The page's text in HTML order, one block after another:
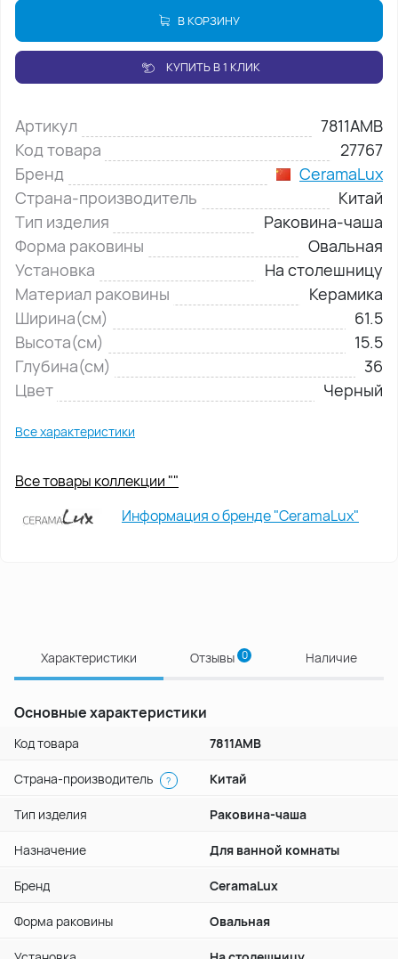
В КОРЗИНУ
КУПИТЬ В 1 КЛИК
Артикул
7811АМВ
Код товара
27767
Бренд
CeramaLux
Страна-производитель
Китай
Тип изделия
Раковина-чаша
Форма раковины
Овальная
Установка
На столешницу
Материал раковины
Керамика
Ширина(см)
61.5
Высота(см)
15.5
Глубина(см)
36
Цвет
Черный
Все характеристики
Все товары коллекции ""
Информация о бренде "CeramaLux"
Характеристики Отзывы 0 Наличие
Основные характеристики
Код товара 7811АМВ
Страна-производитель ? Китай
Тип изделия Раковина-чаша
Назначение Для ванной комнаты
Бренд CeramaLux
Форма раковины Овальная